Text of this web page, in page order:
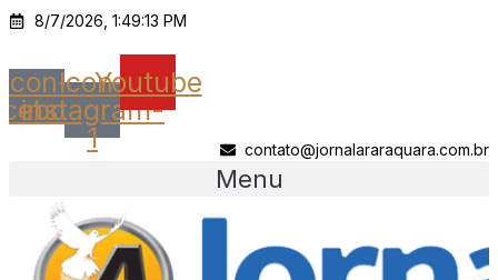
Ir
o
conteúdo
8/7/2026, 1:49:13 PM
Icon-Icon-
instagram-
1
Youtube
contato@jornalararaquara.com.br
Menu